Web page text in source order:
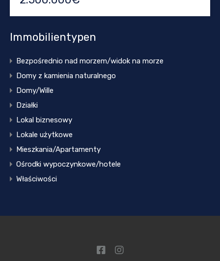
Immobilientypen
Bezpośrednio nad morzem/widok na morze
Domy z kamienia naturalnego
Domy/Wille
Działki
Lokal biznesowy
Lokale użytkowe
Mieszkania/Apartamenty
Ośrodki wypoczynkowe/hotele
Właściwości